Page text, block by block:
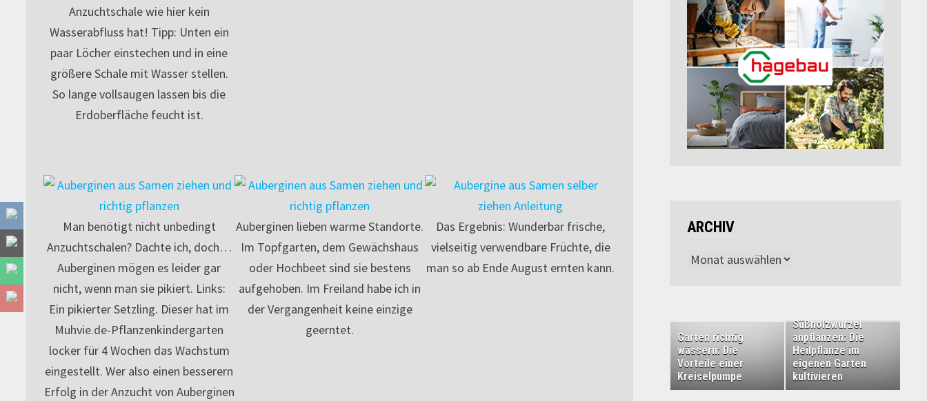
Anzuchtschale wie hier kein
Wasserabfluss hat! Tipp: Unten ein
paar Löcher einstechen und in eine
größere Schale mit Wasser stellen.
So lange vollsaugen lassen bis die
Erdoberfläche feucht ist.
Man benötigt nicht unbedingt
Anzuchtschalen? Dachte ich, doch…
Auberginen mögen es leider gar
nicht, wenn man sie pikiert. Links:
Ein pikierter Setzling. Dieser hat im
Muhvie.de-Pflanzenkindergarten
locker für 4 Wochen das Wachstum
eingestellt. Wer also einen besserern
Erfolg in der Anzucht von Auberginen
Auberginen lieben warme Standorte.
Im Topfgarten, dem Gewächshaus
oder Hochbeet sind sie bestens
aufgehoben. Im Freiland habe ich in
der Vergangenheit keine einzige
geerntet.
Das Ergebnis: Wunderbar frische,
vielseitig verwendbare Früchte, die
man so ab Ende August ernten kann.
ARCHIV
Archiv
Garten richtig
wässern: Die
Vorteile einer
Kreiselpumpe
Süßholzwurzel
anpflanzen: Die
Heilpflanze im
eigenen Garten
kultivieren